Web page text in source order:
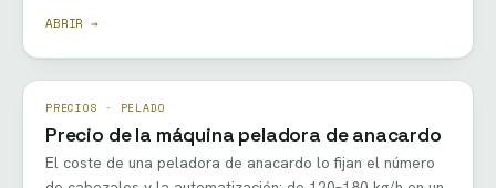
ABRIR →
PRECIOS · PELADO
Precio de la máquina peladora de anacardo
El coste de una peladora de anacardo lo fijan el número